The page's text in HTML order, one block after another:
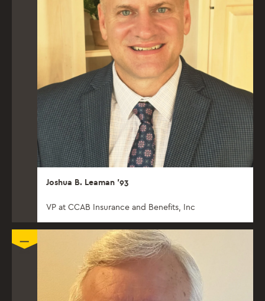
Joshua B. Leaman ’93
VP at CCAB Insurance and Benefits, Inc